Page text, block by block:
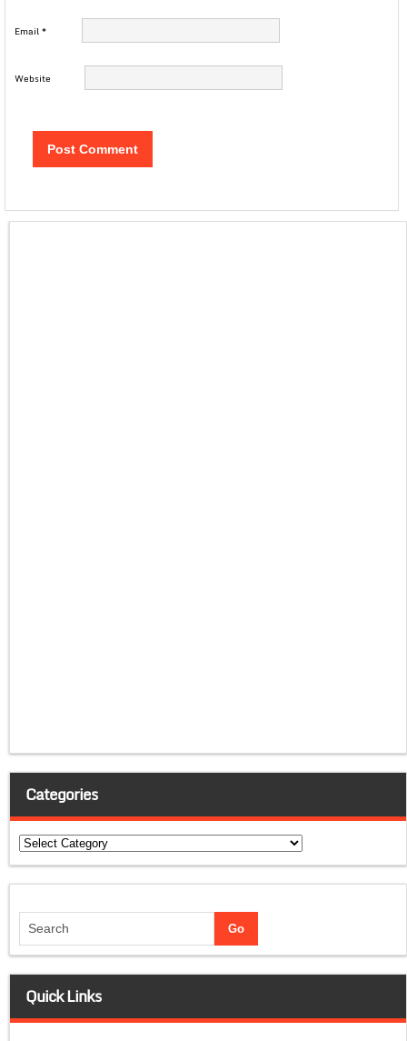
Email*
Website
Categories
Categories
Quick Links